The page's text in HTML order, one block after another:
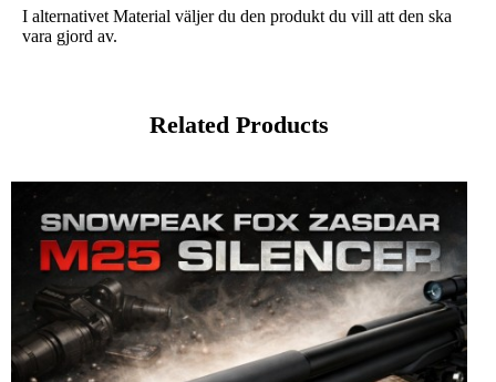
I alternativet Material väljer du den produkt du vill att den ska
vara gjord av.
Related Products